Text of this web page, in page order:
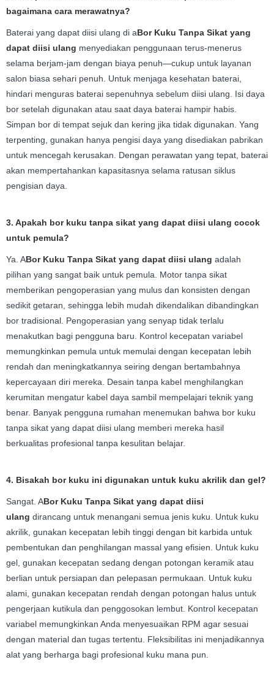
bagaimana cara merawatnya?
Baterai yang dapat diisi ulang di aBor Kuku Tanpa Sikat yang
dapat diisi ulang menyediakan penggunaan terus-menerus
selama berjam-jam dengan biaya penuh—cukup untuk layanan
salon biasa sehari penuh. Untuk menjaga kesehatan baterai,
hindari menguras baterai sepenuhnya sebelum diisi ulang. Isi daya
bor setelah digunakan atau saat daya baterai hampir habis.
Simpan bor di tempat sejuk dan kering jika tidak digunakan. Yang
terpenting, gunakan hanya pengisi daya yang disediakan pabrikan
untuk mencegah kerusakan. Dengan perawatan yang tepat, baterai
akan mempertahankan kapasitasnya selama ratusan siklus
pengisian daya.
3. Apakah bor kuku tanpa sikat yang dapat diisi ulang cocok
untuk pemula?
Ya. ABor Kuku Tanpa Sikat yang dapat diisi ulang adalah
pilihan yang sangat baik untuk pemula. Motor tanpa sikat
memberikan pengoperasian yang mulus dan konsisten dengan
sedikit getaran, sehingga lebih mudah dikendalikan dibandingkan
bor tradisional. Pengoperasian yang senyap tidak terlalu
menakutkan bagi pengguna baru. Kontrol kecepatan variabel
memungkinkan pemula untuk memulai dengan kecepatan lebih
rendah dan meningkatkannya seiring dengan bertambahnya
kepercayaan diri mereka. Desain tanpa kabel menghilangkan
kerumitan mengatur kabel daya sambil mempelajari teknik yang
benar. Banyak pengguna rumahan menemukan bahwa bor kuku
tanpa sikat yang dapat diisi ulang memberi mereka hasil
berkualitas profesional tanpa kesulitan belajar.
4. Bisakah bor kuku ini digunakan untuk kuku akrilik dan gel?
Sangat. ABor Kuku Tanpa Sikat yang dapat diisi
ulang dirancang untuk menangani semua jenis kuku. Untuk kuku
akrilik, gunakan kecepatan lebih tinggi dengan bit karbida untuk
pembentukan dan penghilangan massal yang efisien. Untuk kuku
gel, gunakan kecepatan sedang dengan potongan keramik atau
berlian untuk persiapan dan pelepasan permukaan. Untuk kuku
alami, gunakan kecepatan rendah dengan potongan halus untuk
pengerjaan kutikula dan penggosokan lembut. Kontrol kecepatan
variabel memungkinkan Anda menyesuaikan RPM agar sesuai
dengan material dan tugas tertentu. Fleksibilitas ini menjadikannya
alat yang berharga bagi profesional kuku mana pun.